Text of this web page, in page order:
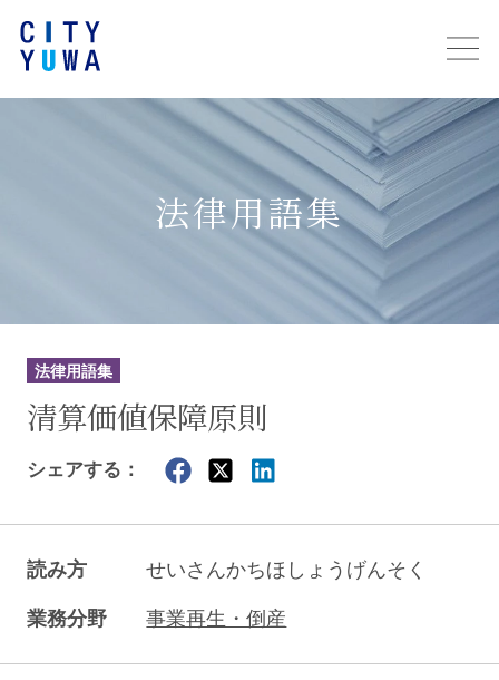
法律用語集
法律用語集
清算価値保障原則
シェアする：
読み方 せいさんかちほしょうげんそく
業務分野 事業再生・倒産